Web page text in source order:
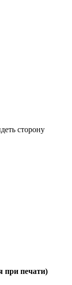
сторону
при печати)